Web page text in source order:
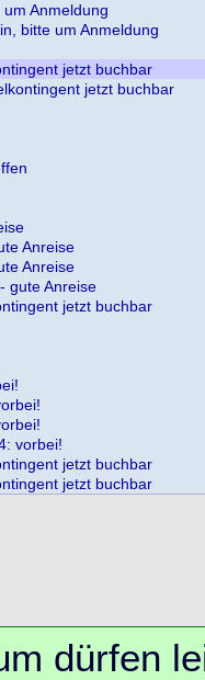
Anmeldung
bitte um Anmeldung
jetzt buchbar
jetzt buchbar
Anreise
Anreise
gute Anreise
jetzt buchbar
vorbei!
jetzt buchbar
jetzt buchbar
dürfen